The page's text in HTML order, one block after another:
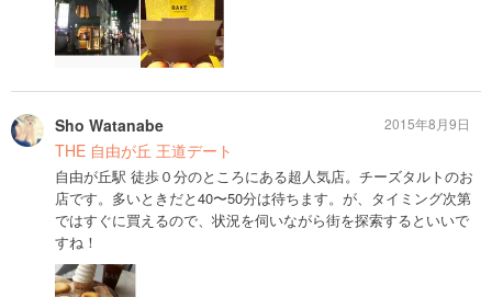
Sho Watanabe
THE 自由が丘 王道デート
自由が丘駅 徒歩０分のところにある超人気店。チーズタルトのお
店です。多いときだと40〜50分は待ちます。が、タイミング次第
ではすぐに買えるので、状況を伺いながら街を探索するといいで
すね！
2015年8月9日